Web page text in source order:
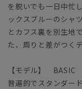
を脱いでも一日中忙
ックスブルーのシャ
とカフス裏を別生地
た、周りと差がつく
【モデル】 BASIC
普遍的でスタンダー